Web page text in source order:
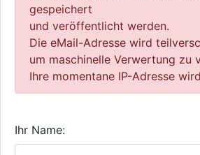
gespeichert
und veröffentlicht werden.
Die eMail-Adresse wird
um maschinelle Verwertung zu
Ihre momentane IP-Adresse
Ihr Name: